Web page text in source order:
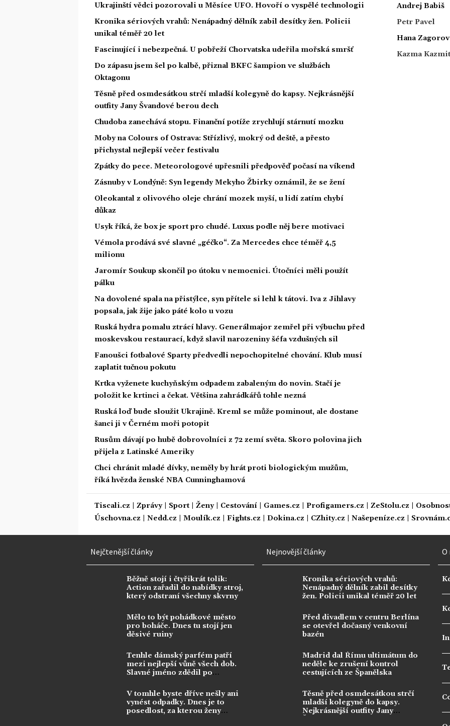
Ukrajinští vědci pozorovali u Měsíce UFO. Hovoří o vyspělé technologii
Kronika sériových vrahů: Nenápadný dělník zabil desítky žen. Policii
unikal téměř 20 let
Fascinující i nebezpečná. U pobřeží Chorvatska udeřila mořská smršť
Do zápasu jsem šel po kalbě, přiznal BKFC šampion ve službách
Oktagonu
Těsně před osmdesátkou strčí mladší kolegyně do kapsy. Nejkrásnější
outfity Jany Švandové berou dech
Chudoba zanechává stopu. Finanční potíže zrychlují stárnutí mozku
Moby na Colours of Ostrava: Střízlivý, mokrý od deště, a přesto
přichystal nejlepší večer festivalu
Zpátky do pece. Meteorologové upřesnili předpověď počasí na víkend
Zásnuby v Londýně: Syn legendy Mekyho Žbirky oznámil, že se žení
Oleokantal z olivového oleje chrání mozek myší, u lidí zatím chybí
důkaz
Usyk říká, že box je sport pro chudé. Luxus podle něj bere motivaci
Vémola prodává své slavné „géčko“. Za Mercedes chce téměř 4,5
milionu
Jaromír Soukup skončil po útoku v nemocnici. Útočníci měli použít
pálku
Na dovolené spala na přistýlce, syn přítele si lehl k tátovi. Iva z Jihlavy
popsala, jak žije jako páté kolo u vozu
Ruská hydra pomalu ztrácí hlavy. Generálmajor zemřel při výbuchu před
moskevskou restaurací, když slavil narozeniny šéfa vzdušných sil
Fanoušci fotbalové Sparty předvedli nepochopitelné chování. Klub musí
zaplatit tučnou pokutu
Krtka vyženete kuchyňským odpadem zabaleným do novin. Stačí je
položit ke krtinci a čekat. Většina zahrádkářů tohle nezná
Ruská loď bude sloužit Ukrajině. Kreml se může pominout, ale dostane
šanci ji v Černém moři potopit
Rusům dávají po hubě dobrovolníci z 72 zemí světa. Skoro polovina jich
přijela z Latinské Ameriky
Chci chránit mladé dívky, neměly by hrát proti biologickým mužům,
říká hvězda ženské NBA Cunninghamová
Andrej Babiš
Petr Pavel
Hana
Kazma
Tiscali.cz Zprávy| Sport| Ženy| Cestování Games.cz Profigamers.cz ZeStolu.cz
Úschovna.cz
Nedd.cz Moulík.cz Fights.cz Dokina.cz CZhity.cz Našepeníze.cz
Nejčtenější články
Běžně stojí i čtyřikrát tolik:
Action zařadil do nabídky stroj,
který odstraní všechny skvrny
Mělo to být pohádkové město
pro boháče. Dnes tu stojí jen
děsivé ruiny
Tenhle dámský parfém patří
mezi nejlepší vůně všech dob.
Slavné jméno zdědil po
V tomhle byste dříve nešly ani
vynést odpadky. Dnes je to
posedlost, za kterou ženy
Nejnovější články
Kronika sériových vrahů:
Nenápadný dělník zabil desítky
žen. Policii unikal téměř 20 let
Před divadlem v centru Berlína
se otevřel dočasný venkovní
bazén
Madrid dal Římu ultimátum do
neděle ke zrušení kontrol
cestujících ze Španělska
Těsně před osmdesátkou strčí
mladší kolegyně do kapsy.
Nejkrásnější outfity Jany
O